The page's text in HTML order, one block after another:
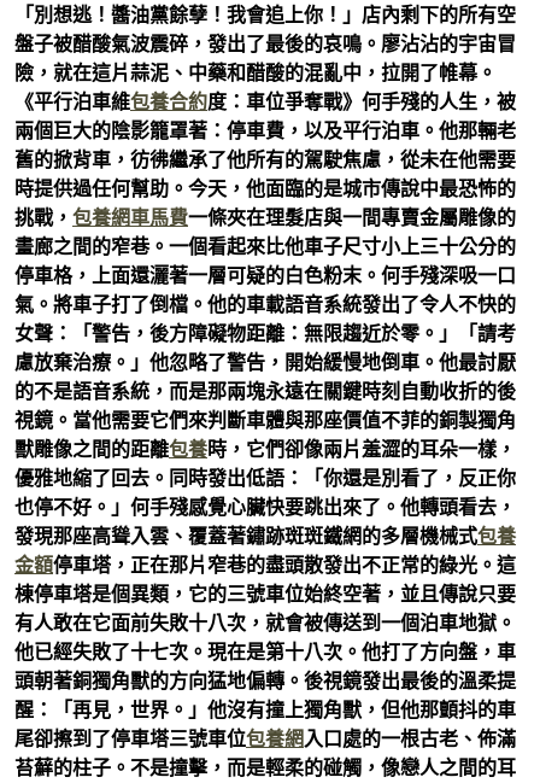
「別想逃！醬油黨餘孽！我會追上你！」店內剩下的所有空
盤子被醋酸氣波震碎，發出了最後的哀鳴。廖沾沾的宇宙冒
險，就在這片蒜泥、中藥和醋酸的混亂中，拉開了帷幕。
《平行泊車維包養合約度：車位爭奪戰》何手殘的人生，被
兩個巨大的陰影籠罩著：停車費，以及平行泊車。他那輛老
舊的掀背車，彷彿繼承了他所有的駕駛焦慮，從未在他需要
時提供過任何幫助。今天，他面臨的是城市傳說中最恐怖的
挑戰， 包養網車馬費一條夾在理髮店與一間專賣金屬雕像的
畫廊之間的窄巷。一個看起來比他車子尺寸小上三十公分的
停車格，上面還灑著一層可疑的白色粉末。何手殘深吸一口
氣。將車子打了倒檔。他的車載語音系統發出了令人不快的
女聲：「警告，後方障礙物距離：無限趨近於零。」「請考
慮放棄治療。」他忽略了警告，開始緩慢地倒車。他最討厭
的不是語音系統，而是那兩塊永遠在關鍵時刻自動收折的後
視鏡。當他需要它們來判斷車體與那座價值不菲的銅製獨角
獸雕像之間的距離包養時，它們卻像兩片羞澀的耳朵一樣，
優雅地縮了回去。同時發出低語：「你還是別看了，反正你
也停不好。」何手殘感覺心臟快要跳出來了。他轉頭看去，
發現那座高聳入雲、覆蓋著鏽跡斑斑鐵網的多層機械式包養
金額停車塔，正在那片窄巷的盡頭散發出不正常的綠光。這
棟停車塔是個異類，它的三號車位始終空著，並且傳說只要
有人敢在它面前失敗十八次，就會被傳送到一個泊車地獄。
他已經失敗了十七次。現在是第十八次。他打了方向盤，車
頭朝著銅獨角獸的方向猛地偏轉。後視鏡發出最後的溫柔提
醒：「再見，世界。」他沒有撞上獨角獸，但他那顫抖的車
尾卻擦到了停車塔三號車位包養網入口處的一根古老、佈滿
苔蘚的柱子。不是撞擊，而是輕柔的碰觸，像戀人之間的耳